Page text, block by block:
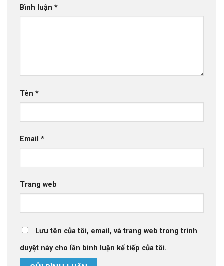
Bình luận *
Tên *
Email *
Trang web
Lưu tên của tôi, email, và trang web trong trình
duyệt này cho lần bình luận kế tiếp của tôi.